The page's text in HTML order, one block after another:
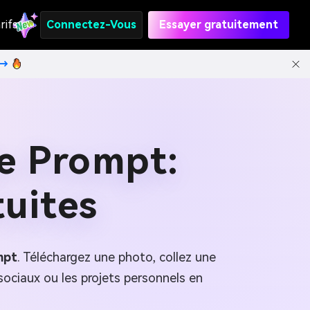
Connectez-Vous Essayer gratuitement
Prompt:
. Téléchargez une photo, collez une
ou les projets personnels en